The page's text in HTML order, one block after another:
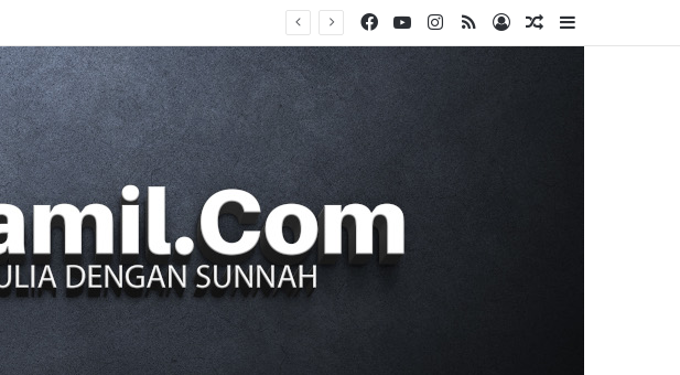
FacebookYouTubeInstagram
RSS Log InRandom Article